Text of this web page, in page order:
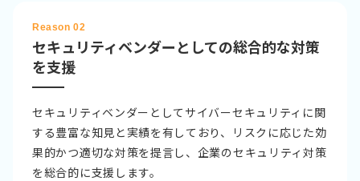
Reason 02
セキュリティベンダーとしての総合的な対策
を支援
セキュリティベンダーとしてサイバーセキュリティに関
する豊富な知見と実績を有しており、リスクに応じた効
果的かつ適切な対策を提言し、企業のセキュリティ対策
を総合的に支援します。